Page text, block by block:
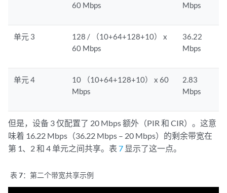
60 Mbps
Mbps
单元 3
128 / （10+64+128+10） x
60 Mbps
36.22
Mbps
单元 4
10 （10+64+128+10） x 60
Mbps
2.83
Mbps
但是，设备 3 仅配置了 20 Mbps 额外（PIR 和 CIR）。这意
味着 16.22 Mbps（36.22 Mbps – 20 Mbps）的剩余带宽在
第 1、2 和 4 单元之间共享。表 7 显示了这一点。
表 7： 第二个带宽共享示例